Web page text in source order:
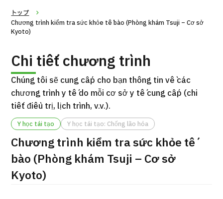
Gói dịch vụ ý kiến y tế thứ hai cho bệnh nhân quốc tế（Bệnh
viện Đa khoa Shonan Kamakura）
治療 治療
2026.01.12
トップ
Chương trình kiểm tra sức khỏe tế bào (Phòng khám Tsuji – Cơ sở
Kyoto)
Chi tiết chương trình
Chúng tôi sẽ cung cấp cho bạn thông tin về các
chương trình y tế do mỗi cơ sở y tế cung cấp (chi
tiết điều trị, lịch trình, v.v.).
Y học tái tạo Y học tái tạo: Chống lão hóa
Chương trình kiểm tra sức khỏe tế
bào (Phòng khám Tsuji – Cơ sở
Kyoto)